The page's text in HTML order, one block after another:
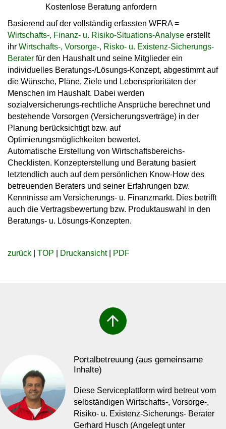
Kostenlose Beratung anfordern
Basierend auf der vollständig erfassten WFRA =
Wirtschafts-, Finanz- u. Risiko-Situations-Analyse erstellt
ihr Wirtschafts-, Vorsorge-, Risko- u. Existenz-Sicherungs-
Berater für den Haushalt und seine Mitglieder ein
individuelles Beratungs-/Lösungs-Konzept, abgestimmt auf
die Wünsche, Pläne, Ziele und Lebensprioritäten der
Menschen im Haushalt. Dabei werden
sozialversicherungs-rechtliche Ansprüche berechnet und
bestehende Vorsorgen (Versicherungsverträge) in der
Planung berücksichtigt bzw. auf
Optimierungsmöglichkeiten bewertet.
Automatische Erstellung von Wirtschaftsbereichs-
Checklisten. Konzepterstellung und Beratung basiert
letztendlich auch auf dem persönlichen Know-How des
betreuenden Beraters und seiner Erfahrungen bzw.
Kenntnisse am Versicherungs- u. Finanzmarkt. Dies betrifft
auch die Vertragsbewertung bzw. Produktauswahl in den
Beratungs- u. Lösungs-Konzepten.
zurück TOP Druckansicht| PDF
arrow_upward
Portalbetreuung (aus gemeinsame
Inhalte)
Diese Serviceplattform wird betreut vom
selbständigen Wirtschafts-, Vorsorge-,
Risiko- u. Existenz-Sicherungs- Berater
Gerhard Husch (Angelegt unter